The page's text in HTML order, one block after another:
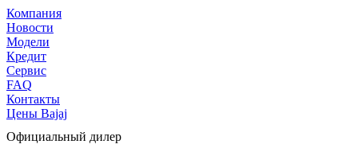
Компания
Новости
Модели
Кредит
Сервис
FAQ
Контакты
Цены Bajaj
Официальный дилер